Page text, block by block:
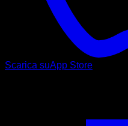
Scarica suApp Store